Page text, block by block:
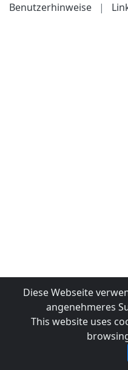
Benutzerhinweise
|
Diese Webseite
angenehmeres
This website uses